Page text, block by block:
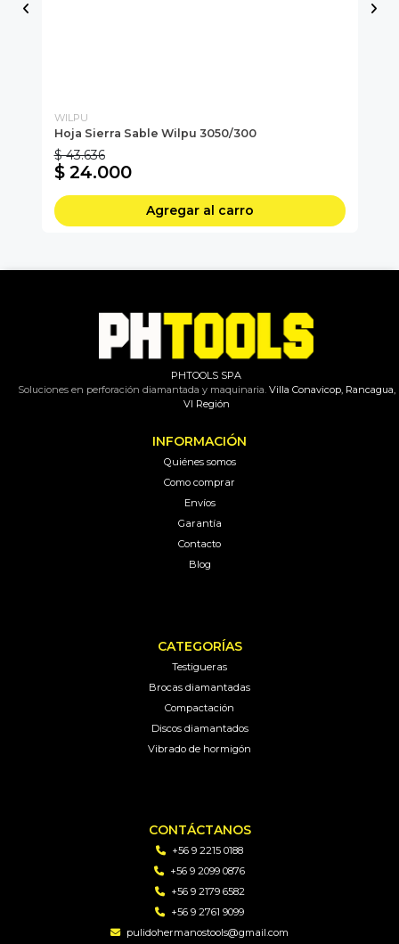
WILPU
Hoja Sierra Sable Wilpu 3050/300
$ 43.636
$ 24.000
Agregar al carro
PHTOOLS SPA
Soluciones en perforación diamantada y maquinaria.Villa Conavicop, Rancagua,
VI Región
INFORMACIÓN
Quiénes somos
Como comprar
Envíos
Garantía
Contacto
Blog
CATEGORÍAS
Testigueras
Brocas diamantadas
Compactación
Discos diamantados
Vibrado de hormigón
CONTÁCTANOS
+56 9 2215 0188
+56 9 2099 0876
+56 9 2179 6582
+56 9 2761 9099
pulidohermanostools@gmail.com